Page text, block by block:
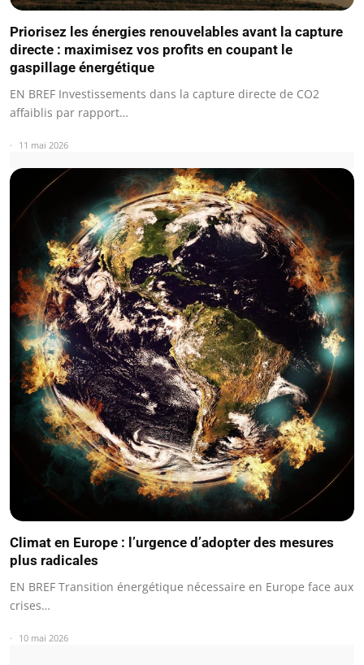
Priorisez les énergies renouvelables avant la capture
directe : maximisez vos profits en coupant le
gaspillage énergétique
EN BREF Investissements dans la capture directe de CO2
affaiblis par rapport…
11 mai 2026
Climat en Europe : l’urgence d’adopter des mesures
plus radicales
EN BREF Transition énergétique nécessaire en Europe face aux
crises…
10 mai 2026